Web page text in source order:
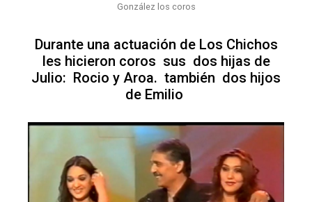
González los coros
Durante una actuación de Los Chichos
les hicieron coros sus dos hijas de
Julio: Rocio y Aroa. también dos hijos
de Emilio